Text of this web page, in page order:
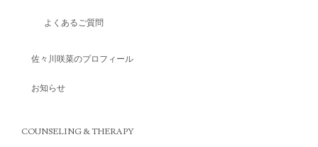
よくあるご質問
佐々川咲菜のプロフィール
お知らせ
COUNSELING & THERAPY